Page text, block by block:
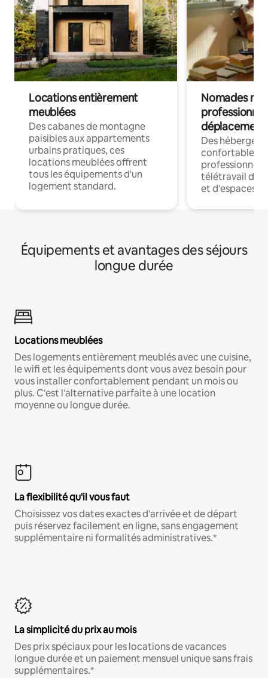
Locations entièrement
meublées
Des cabanes de montagne
paisibles aux appartements
urbains pratiques, ces
locations meublées offrent
tous les équipements d'un
logement standard.
Nomades
déplacement
Des
confortables
professionnels
télétravail
et d'espaces
Équipements et avantages des séjours
longue durée
Locations meublées
Des logements entièrement meublés avec une cuisine,
le wifi et les équipements dont vous avez besoin pour
vous installer confortablement pendant un mois ou
plus. C'est l'alternative parfaite à une location
moyenne ou longue durée.
La flexibilité qu'il vous faut
Choisissez vos dates exactes d'arrivée et de départ
puis réservez facilement en ligne, sans engagement
supplémentaire ni formalités administratives.*
La simplicité du prix au mois
Des prix spéciaux pour les locations de vacances
longue durée et un paiement mensuel unique sans frais
supplémentaires.*